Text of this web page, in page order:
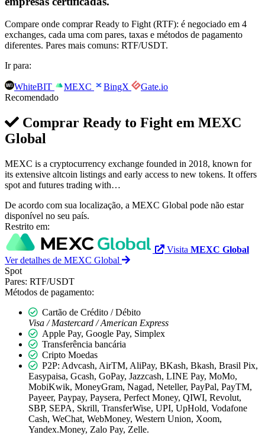
Compare onde comprar Ready to Fight (RTF): é negociado em 4
exchanges, cada uma com pares, taxas e métodos de pagamento
diferentes. Pares mais comuns: RTF/USDT.
Ir para:
WhiteBIT MEXC BingX
Gate.io
Recomendado
Comprar Ready to Fight em MEXC
Global
MEXC is a cryptocurrency exchange founded in 2018, known for
its extensive altcoin listings and early access to new tokens. It offers
spot and futures trading with…
De acordo com sua localização, a MEXC Global pode não estar
disponível no seu país.
Restrito em:
Visita MEXC Global
Ver detalhes de MEXC Global
Spot
Pares: RTF/USDT
Métodos de pagamento:
Cartão de Crédito / Débito
Visa / Mastercard / American Express
Apple Pay, Google Pay, Simplex
Transferência bancária
Cripto Moedas
P2P: Advcash, AirTM, AliPay, BKash, Bkash, Brasil Pix,
Easypaisa, Gcash, GoPay, Jazzcash, LINE Pay, MoMo,
MobiKwik, MoneyGram, Nagad, Neteller, PayPal, PayTM,
Payeer, Paypay, Paysera, Perfect Money, QIWI, Revolut,
SBP, SEPA, Skrill, TransferWise, UPI, UpHold, Vodafone
Cash, WeChat, WebMoney, Western Union, Xoom,
Yandex.Money, Zalo Pay, Zelle.